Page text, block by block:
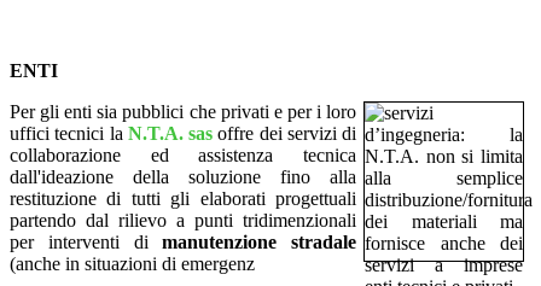
ENTI
Per gli enti sia pubblici che privati e per i loro
uffici tecnici la N.T.A. sas offre dei servizi di
collaborazione ed assistenza tecnica
dall'ideazione della soluzione fino alla
restituzione di tutti gli elaborati progettuali
partendo dal rilievo a punti tridimenzionali
per interventi dimanutenzione stradale
(anche in situazioni di emergenz